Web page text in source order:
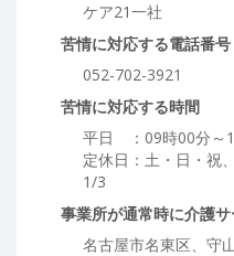
ケア21一社
苦情に対応する電話番号
052-702-3921
苦情に対応する時間
平日 ：09時00分～
定休日：土・日・祝
1/3
事業所が通常時に介護
名古屋市名東区、守